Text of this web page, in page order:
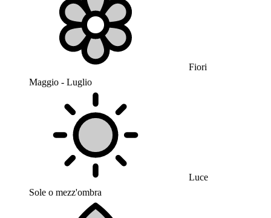
Fiori
Maggio - Luglio
Luce
Sole o mezz'ombra